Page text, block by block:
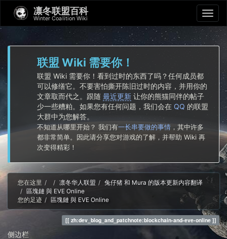
凛冬联盟百科
Winter Coalition Wiki
联盟 Wiki 需要你！
联盟 Wiki 需要你！看到过时的东西了吗？任何成员都
可以修缮它。不要害怕撕开陈旧过时的内容，并用你的
文章取而代之。跟随最近更新 让你的熊猫同伴的帖子
少一些糟粕。如果您有任何问题，我们会在 QQ 的联盟
大群中为您解答。
不知道从哪里开始？ 我们有一长串要做的事情 ，其中许多
都非常简单。因此请分享您对游戏的了解，并帮助 Wiki 再
次变得精彩！
您在这里 Home凛冬华人联盟
兔仔猪 和 Mura 的版本更新内容翻译
區塊鏈 與 EVE Online
您的足迹
區塊鏈 與 EVE Online
zh:dev_blog_and_patchnote:blockchain-and-eve-online
侧边栏